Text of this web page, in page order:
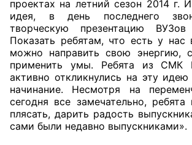
Общественный штаб
Члены ОП КО
Документы ОП КО
Регламент ОП КО
Кодекс этики ОП КО
проектах на летний сезон 2014 г.
идея, в день последнего
творческую презентацию
Показать ребятам, что есть у нас
можно направить свою энергию,
применить умы. Ребята из
активно откликнулись на эту
начинание. Несмотря на
сегодня все замечательно,
плясать, дарить радость
сами были недавно выпускниками».